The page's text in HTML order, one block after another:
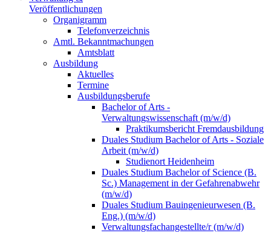
Veröffentlichungen
Organigramm
Telefonverzeichnis
Amtl. Bekanntmachungen
Amtsblatt
Ausbildung
Aktuelles
Termine
Ausbildungsberufe
Bachelor of Arts -
Verwaltungswissenschaft (m/w/d)
Praktikumsbericht Fremdausbildung
Duales Studium Bachelor of Arts - Soziale
Arbeit (m/w/d)
Studienort Heidenheim
Duales Studium Bachelor of Science (B.
Sc.) Management in der Gefahrenabwehr
(m/w/d)
Duales Studium Bauingenieurwesen (B.
Eng.) (m/w/d)
Verwaltungsfachangestellte/r (m/w/d)